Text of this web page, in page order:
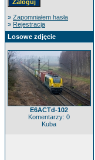
» Zapomniałem hasła
» Rejestracja
Losowe zdjęcie
E6ACTd-102
Komentarzy: 0
Kuba